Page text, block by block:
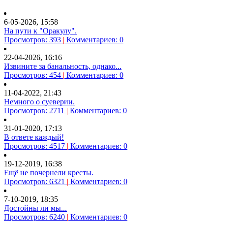
6-05-2026, 15:58
На пути к "Оракулу".
Просмотров: 393 | Комментариев: 0
22-04-2026, 16:16
Извините за банальность, однако...
Просмотров: 454 | Комментариев: 0
11-04-2022, 21:43
Немного о суеверии.
Просмотров: 2711 | Комментариев: 0
31-01-2020, 17:13
В ответе каждый!
Просмотров: 4517 | Комментариев: 0
19-12-2019, 16:38
Ещё не почернели кресты.
Просмотров: 6321 | Комментариев: 0
7-10-2019, 18:35
Достойны ли мы...
Просмотров: 6240 | Комментариев: 0